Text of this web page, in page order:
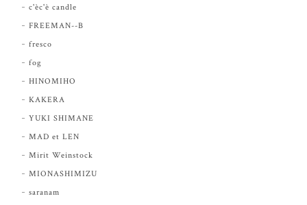
c'èc'è candle
FREEMAN--B
fresco
fog
HINOMIHO
KAKERA
YUKI SHIMANE
MAD et LEN
Mirit Weinstock
MIONASHIMIZU
saranam